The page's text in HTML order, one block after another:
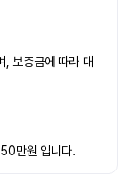
, 보증금에 따라 대
만원 입니다.